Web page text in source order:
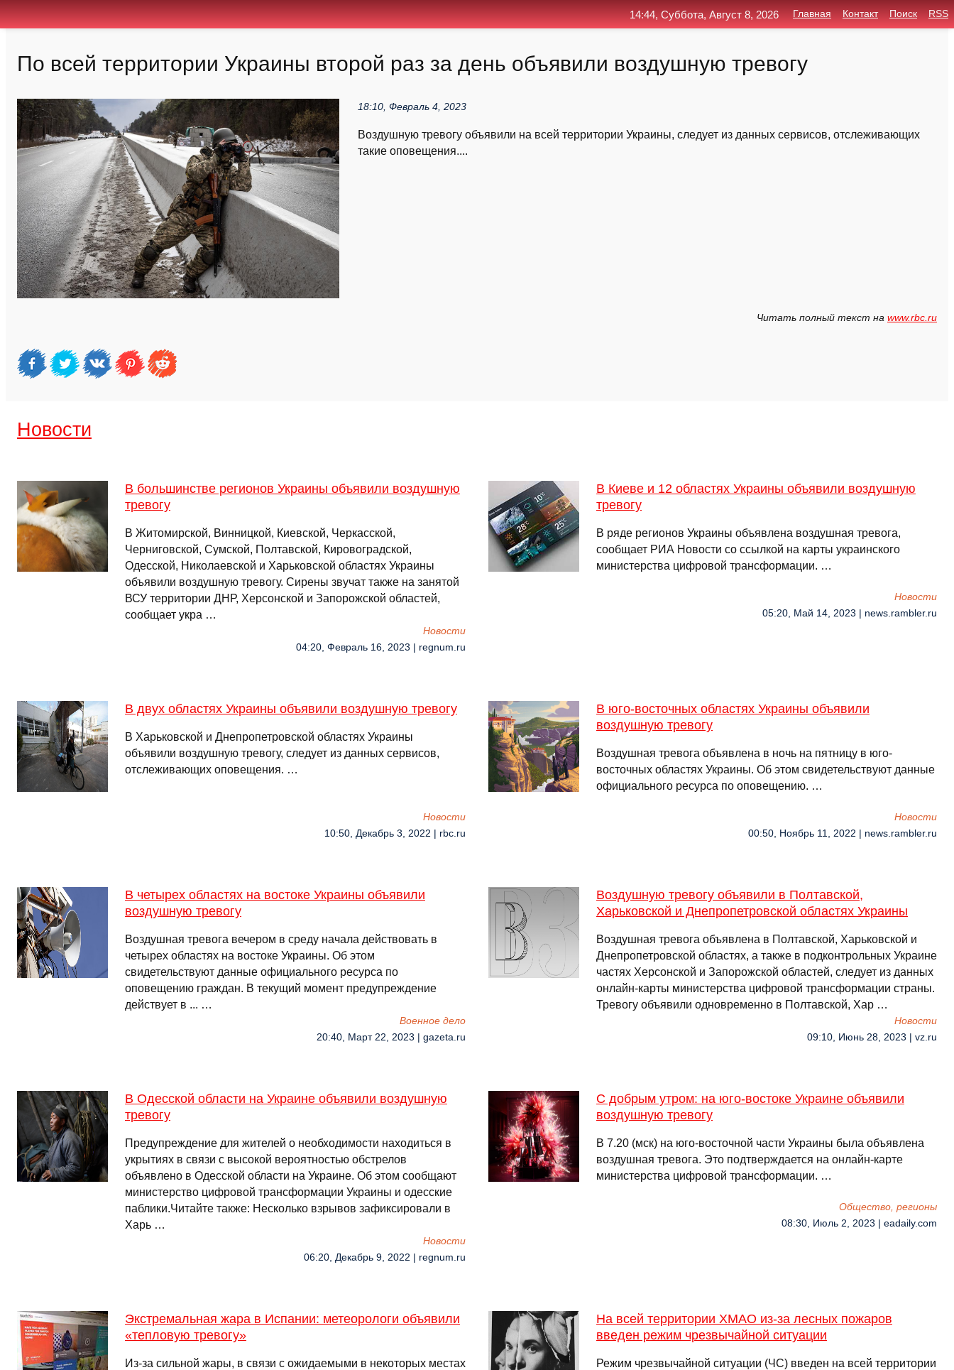
По всей территории Украины второй раз за день объявили воздушную тревогу
18:10, Февраль 4, 2023
Воздушную тревогу объявили на всей территории Украины, следует из данных сервисов, отслеживающих
такие оповещения....
Читать полный текст на www.rbc.ru
Новости
В большинстве регионов Украины объявили воздушную
тревогу
В Житомирской, Винницкой, Киевской, Черкасской,
Черниговской, Сумской, Полтавской, Кировоградской,
Одесской, Николаевской и Харьковской областях Украины
объявили воздушную тревогу. Сирены звучат также на занятой
ВСУ территории ДНР, Херсонской и Запорожской областей,
сообщает укра …
Новости
04:20, Февраль 16, 2023 | regnum.ru
В Киеве и 12 областях Украины объявили воздушную
тревогу
В ряде регионов Украины объявлена воздушная тревога,
сообщает РИА Новости со ссылкой на карты украинского
министерства цифровой трансформации. …
Новости
05:20, Май 14, 2023 | news.rambler.ru
В двух областях Украины объявили воздушную тревогу
В Харьковской и Днепропетровской областях Украины
объявили воздушную тревогу, следует из данных сервисов,
отслеживающих оповещения. …
Новости
10:50, Декабрь 3, 2022 | rbc.ru
В юго-восточных областях Украины объявили
воздушную тревогу
Воздушная тревога объявлена в ночь на пятницу в юго-
восточных областях Украины. Об этом свидетельствуют данные
официального ресурса по оповещению. …
Новости
00:50, Ноябрь 11, 2022 | news.rambler.ru
В четырех областях на востоке Украины объявили
воздушную тревогу
Воздушная тревога вечером в среду начала действовать в
четырех областях на востоке Украины. Об этом
свидетельствуют данные официального ресурса по
оповещению граждан. В текущий момент предупреждение
действует в ... …
Военное дело
20:40, Март 22, 2023 | gazeta.ru
Воздушную тревогу объявили в Полтавской,
Харьковской и Днепропетровской областях Украины
Воздушная тревога объявлена в Полтавской, Харьковской и
Днепропетровской областях, а также в подконтрольных Украине
частях Херсонской и Запорожской областей, следует из данных
онлайн-карты министерства цифровой трансформации страны.
Тревогу объявили одновременно в Полтавской, Хар …
Новости
09:10, Июнь 28, 2023 | vz.ru
В Одесской области на Украине объявили воздушную
тревогу
Предупреждение для жителей о необходимости находиться в
укрытиях в связи с высокой вероятностью обстрелов
объявлено в Одесской области на Украине. Об этом сообщают
министерство цифровой трансформации Украины и одесские
паблики.Читайте также: Несколько взрывов зафиксировали в
Харь …
Новости
06:20, Декабрь 9, 2022 | regnum.ru
С добрым утром: на юго-востоке Украине объявили
воздушную тревогу
В 7.20 (мск) на юго-восточной части Украины была объявлена
воздушная тревога. Это подтверждается на онлайн-карте
министерства цифровой трансформации. …
Общество, регионы
08:30, Июль 2, 2023 | eadaily.com
Экстремальная жара в Испании: метеорологи объявили
«тепловую тревогу»
Из-за сильной жары, в связи с ожидаемыми в некоторых местах
На всей территории ХМАО из-за лесных пожаров
введен режим чрезвычайной ситуации
Режим чрезвычайной ситуации (ЧС) введен на всей территории
14:44, Суббота, Август 8, 2026 Главная Контакт Поиск RSS